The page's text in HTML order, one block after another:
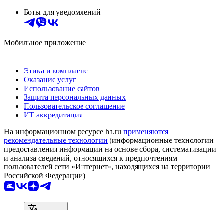
Боты для уведомлений
Мобильное приложение
Этика и комплаенс
Оказание услуг
Использование сайтов
Защита персональных данных
Пользовательское соглашение
ИТ аккредитация
На информационном ресурсе hh.ru применяются
рекомендательные технологии (информационные технологии
предоставления информации на основе сбора, систематизации
и анализа сведений, относящихся к предпочтениям
пользователей сети «Интернет», находящихся на территории
Российской Федерации)